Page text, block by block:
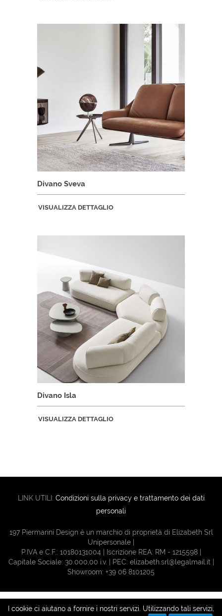
Divano Sveva
VISUALIZZA DETTAGLIO
Divano Isla
VISUALIZZA DETTAGLIO
LINK UTILI: Condizioni sulla privacy e trattamento dei dati
personali
197 Piermarini Design è un marchio di proprietà di Elizabeth Srl
Unipersonale |
P.IVA e C.F.: 10180131004 | Iscrizione REA: RM - 1215598 |
Capitale Sociale: 30.000,00 i.v. |
PEC: elizabeth.srl@legalmail.it
Showroom: +39 06 8101205
I cookie ci aiutano a fornire i nostri servizi. Utilizzando tali servizi,